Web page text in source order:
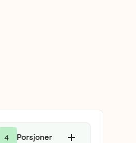
4 Porsjoner